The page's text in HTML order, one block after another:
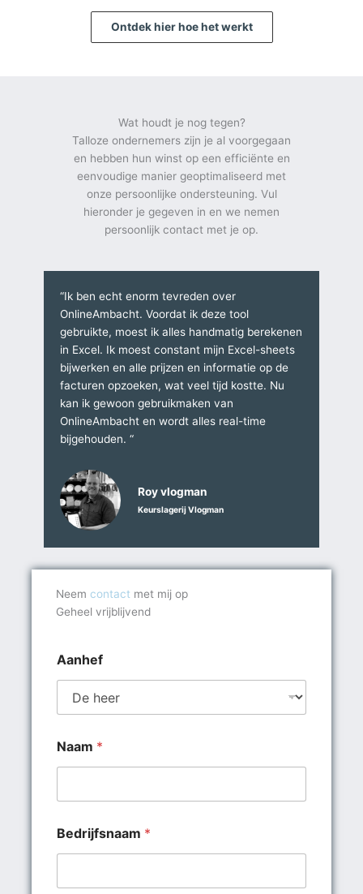
Ontdek hier hoe het werkt
Wat houdt je nog tegen?
Talloze ondernemers zijn je al voorgegaan
en hebben hun winst op een efficiënte en
eenvoudige manier geoptimaliseerd met
onze persoonlijke ondersteuning. Vul
hieronder je gegeven in en we nemen
persoonlijk contact met je op.
“Ik ben echt enorm tevreden over
OnlineAmbacht. Voordat ik deze tool
gebruikte, moest ik alles handmatig berekenen
in Excel. Ik moest constant mijn Excel-sheets
bijwerken en alle prijzen en informatie op de
facturen opzoeken, wat veel tijd kostte. Nu
kan ik gewoon gebruikmaken van
OnlineAmbacht en wordt alles real-time
bijgehouden. “
Roy vlogman
Keurslagerij Vlogman
Neemcontact met mij op
Geheel vrijblijvend
Aanhef
Naam *
Bedrijfsnaam *